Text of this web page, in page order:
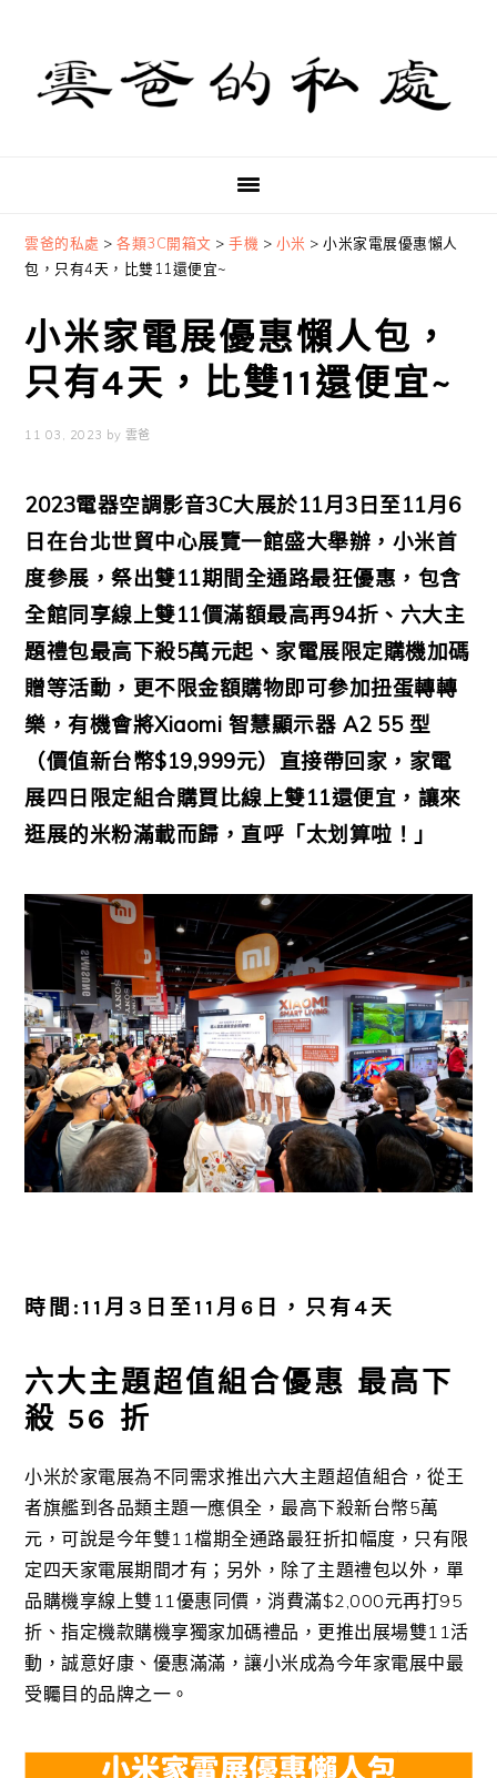
primary
navigation
content
primary
sidebar
雲爸的私處 >各類3C開箱文 >手機 > 小米 >小米家電展優惠懶人
包，只有4天，比雙11還便宜~
小米家電展優惠懶人包，
只有4天，比雙11還便宜~
11 03, 2023 by 雲爸
2023電器空調影音3C大展於11月3日至11月6
日在台北世貿中心展覽一館盛大舉辦，小米首
度參展，祭出雙11期間全通路最狂優惠，包含
全館同享線上雙11價滿額最高再94折、六大主
題禮包最高下殺5萬元起、家電展限定購機加碼
贈等活動，更不限金額購物即可參加扭蛋轉轉
樂，有機會將Xiaomi 智慧顯示器 A2 55 型
（價值新台幣$19,999元）直接帶回家，家電
展四日限定組合購買比線上雙11還便宜，讓來
逛展的米粉滿載而歸，直呼「太划算啦！」
時間:11月3日至11月6日，只有4天
六大主題超值組合優惠 最高下
殺 56 折
小米於家電展為不同需求推出六大主題超值組合，從王
者旗艦到各品類主題一應俱全，最高下殺新台幣5萬
元，可說是今年雙11檔期全通路最狂折扣幅度，只有限
定四天家電展期間才有；另外，除了主題禮包以外，單
品購機享線上雙11優惠同價，消費滿$2,000元再打95
折、指定機款購機享獨家加碼禮品，更推出展場雙11活
動，誠意好康、優惠滿滿，讓小米成為今年家電展中最
受矚目的品牌之一。